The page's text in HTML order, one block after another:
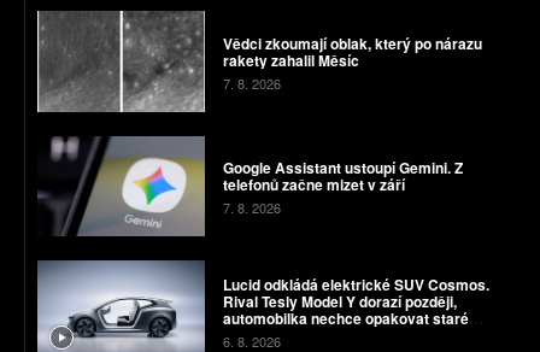
Vědci zkoumají oblak, který po nárazu
rakety zahalil Měsíc
7. 8. 2026
Google Assistant ustoupí Gemini. Z
telefonů začne mizet v září
7. 8. 2026
Lucid odkládá elektrické SUV Cosmos.
Rival Tesly Model Y dorazí později,
automobilka nechce opakovat staré
chyby
6. 8. 2026